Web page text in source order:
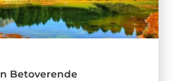
Betoverende